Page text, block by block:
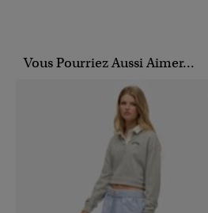
Vous Pourriez Aussi Aimer...